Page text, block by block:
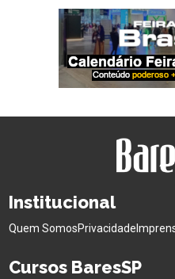
Institucional
Quem SomosPrivacidade
Cursos BaresSP